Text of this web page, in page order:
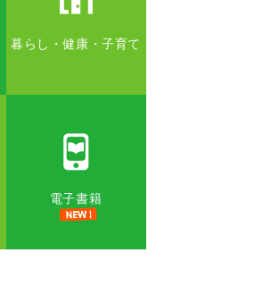
暮らし・健康・子育て
電子書籍